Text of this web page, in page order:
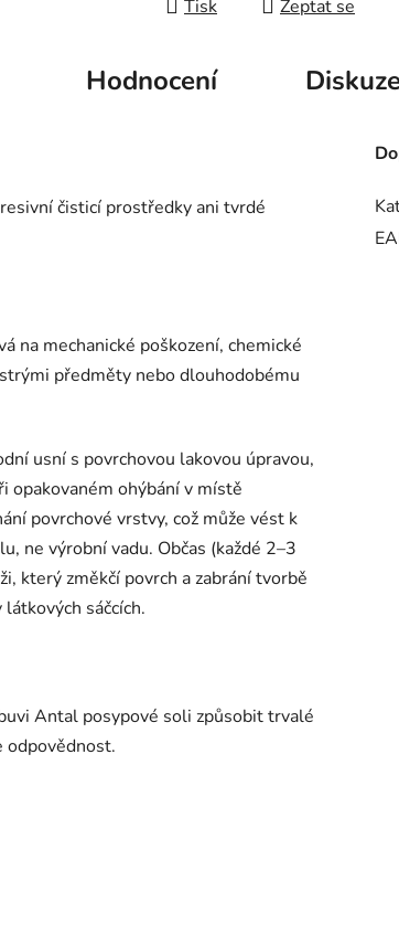
Tisk Zeptat se
Hodnocení
čisticí prostředky ani tvrdé
na mechanické poškození, chemické
předměty nebo dlouhodobému
usní s povrchovou lakovou úpravou,
opakovaném ohýbání v místě
povrchové vrstvy, což může vést k
ne výrobní vadu. Občas (každé 2–3
který změkčí povrch a zabrání tvorbě
sáčcích.
Antal posypové soli způsobit trvalé
odpovědnost.